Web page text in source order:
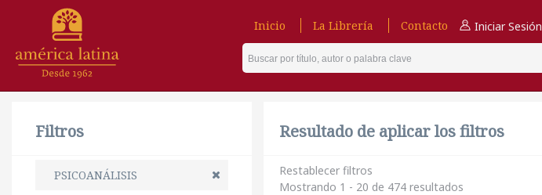
Inicio La Librería Contacto Iniciar Sesión
Filtros
PSICOANÁLISIS
Resultado de aplicar los filtros
Restablecer filtros
Mostrando 1 - 20 de 474 resultados